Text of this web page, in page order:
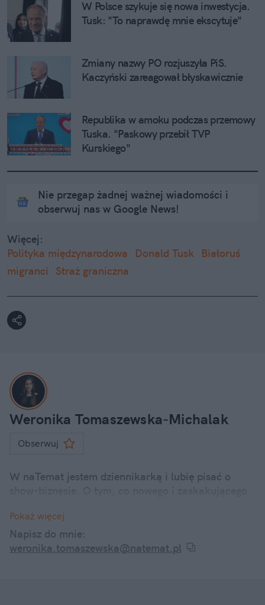
W Polsce szykuje się nowa inwestycja.
Tusk: "To naprawdę mnie ekscytuje"
Zmiany nazwy PO rozjuszyła PiS.
Kaczyński zareagował błyskawicznie
Republika w amoku podczas przemowy
Tuska. "Paskowy przebił TVP
Kurskiego"
Nie przegap żadnej ważnej wiadomości i
obserwuj nas w Google News!
Więcej:
Polityka międzynarodowa
Donald Tusk
Białoruś
migranci
Straż graniczna
Weronika Tomaszewska-Michalak
Obserwuj
W naTemat jestem dziennikarką i lubię pisać o
Internetowe dramy, kontrowersyjne wypowiedzi, a
także ciekawostki z życia codziennego znanych
twarzy – śledzę je wszystkie i informuję o nich w
Pokaż więcej
Napisz do mnie:
weronika.tomaszewska@natemat.pl